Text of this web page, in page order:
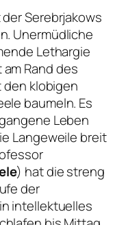
Serebrjakows
Unermüdliche
Lethargie
Rand des
den klobigen
baumeln. Es
Leben
Langeweile breit
) hat die streng
der
intellektuelles